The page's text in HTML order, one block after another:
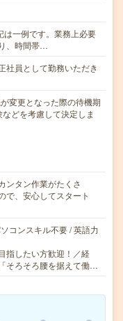
一例です。業務上必要
、時間帯…
社員として勤務いただき
変更となった際の待機期
どを考慮して決定しま
ンタン作業がたくさ
で、安心してスタート
コンスキル不要 / 英語力
指したい方歓迎！／経
そろそろ腰を据えて働…